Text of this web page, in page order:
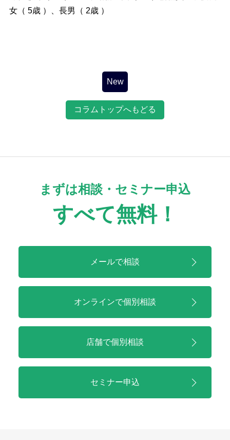
女（ 5歳 ）、長男（ 2歳 ）
New
コラムトップへもどる
まずは相談・セミナー申込
すべて無料！
メールで相談
オンラインで個別相談
店舗で個別相談
セミナー申込